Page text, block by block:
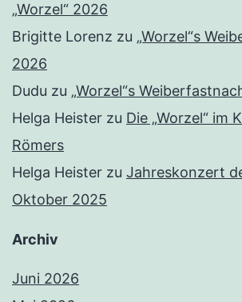
„Worzel“ 2026
Brigitte Lorenz zu „Worzel“s
2026
Dudu zu „Worzel“s
Helga Heister zu Die „Worzel“ im
Römers
Helga Heister zu Jahreskonzert
Oktober 2025
Archiv
Juni 2026